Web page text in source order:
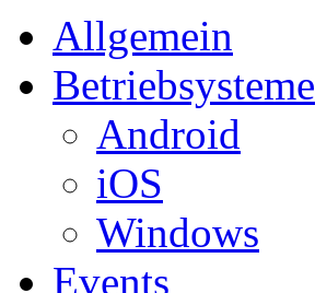
Allgemein
Betriebsysteme
Android
iOS
Windows
Events